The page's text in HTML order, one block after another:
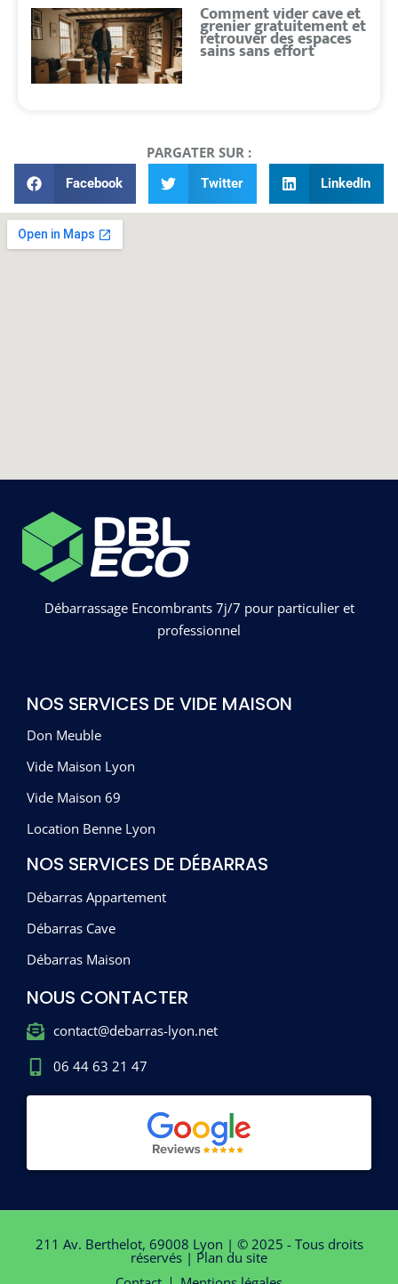
Comment vider cave et
grenier gratuitement et
retrouver des espaces
sains sans effort
PARGATER SUR :
Facebook Twitter LinkedIn
Débarrassage Encombrants 7j/7 pour particulier et
professionnel
NOS SERVICES DE VIDE MAISON
Don Meuble
Vide Maison Lyon
Vide Maison 69
Location Benne Lyon
NOS SERVICES DE DÉBARRAS
Débarras Appartement
Débarras Cave
Débarras Maison
NOUS CONTACTER
contact@debarras-lyon.net
06 44 63 21 47
211 Av. Berthelot, 69008 Lyon | © 2025 - Tous droits
réservés | Plan du site